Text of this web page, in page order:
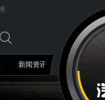
新闻资讯